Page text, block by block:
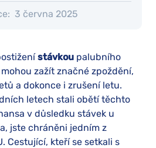
3 června 2025
stávkou palubního
zažít značné zpoždění,
a dokonce i zrušení letu.
letech stali obětí těchto
v důsledku stávek u
jste chráněni jedním z
Cestující, kteří se setkali s